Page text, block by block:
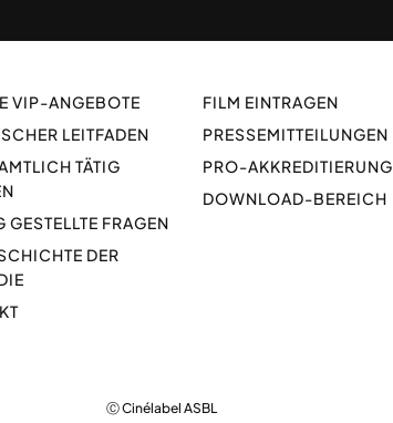
VIP-ANGEBOTE
LEITFADEN
TÄTIG
GESTELLTE FRAGEN
DER
FILM EINTRAGEN
PRESSEMITTEILUNGEN
PRO-AKKREDITIERUNG
DOWNLOAD-BEREICH
Ⓒ Cinélabel ASBL